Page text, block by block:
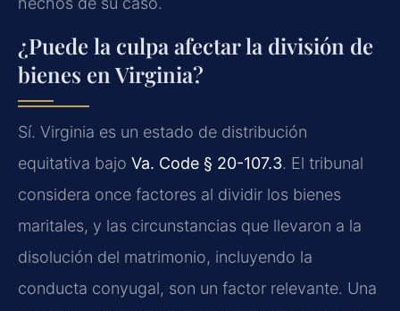
¿Puede la culpa afectar la división de
bienes en Virginia?
Sí. Virginia es un estado de distribución
equitativa bajo Va. Code § 20-107.3. El tribunal
considera once factores al dividir los bienes
maritales, y las circunstancias que llevaron a la
disolución del matrimonio, incluyendo la
conducta conyugal, son un factor relevante. Una